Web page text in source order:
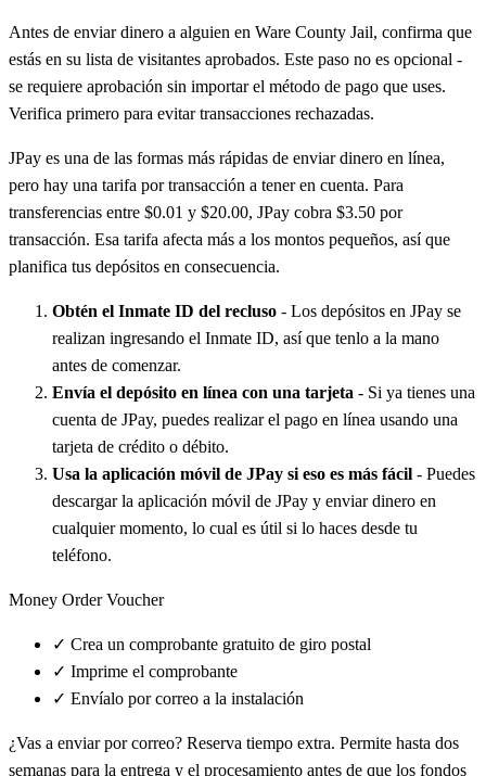
Antes de enviar dinero a alguien en Ware County Jail, confirma que
estás en su lista de visitantes aprobados. Este paso no es opcional -
se requiere aprobación sin importar el método de pago que uses.
Verifica primero para evitar transacciones rechazadas.
JPay es una de las formas más rápidas de enviar dinero en línea,
pero hay una tarifa por transacción a tener en cuenta. Para
transferencias entre $0.01 y $20.00, JPay cobra $3.50 por
transacción. Esa tarifa afecta más a los montos pequeños, así que
planifica tus depósitos en consecuencia.
Obtén el Inmate ID del recluso - Los depósitos en JPay se
realizan ingresando el Inmate ID, así que tenlo a la mano
antes de comenzar.
Envía el depósito en línea con una tarjeta - Si ya tienes una
cuenta de JPay, puedes realizar el pago en línea usando una
tarjeta de crédito o débito.
Usa la aplicación móvil de JPay si eso es más fácil - Puedes
descargar la aplicación móvil de JPay y enviar dinero en
cualquier momento, lo cual es útil si lo haces desde tu
teléfono.
Money Order Voucher
✓ Crea un comprobante gratuito de giro postal
✓ Imprime el comprobante
✓ Envíalo por correo a la instalación
¿Vas a enviar por correo? Reserva tiempo extra. Permite hasta dos
semanas para la entrega y el procesamiento antes de que los fondos